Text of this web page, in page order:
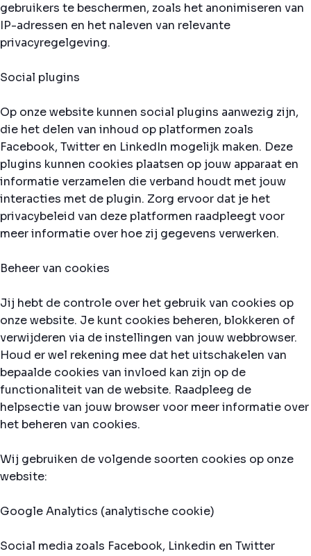
gebruikers te beschermen, zoals het anonimiseren van
IP-adressen en het naleven van relevante
privacyregelgeving.
Social plugins
Op onze website kunnen social plugins aanwezig zijn,
die het delen van inhoud op platformen zoals
Facebook, Twitter en LinkedIn mogelijk maken. Deze
plugins kunnen cookies plaatsen op jouw apparaat en
informatie verzamelen die verband houdt met jouw
interacties met de plugin. Zorg ervoor dat je het
privacybeleid van deze platformen raadpleegt voor
meer informatie over hoe zij gegevens verwerken.
Beheer van cookies
Jij hebt de controle over het gebruik van cookies op
onze website. Je kunt cookies beheren, blokkeren of
verwijderen via de instellingen van jouw webbrowser.
Houd er wel rekening mee dat het uitschakelen van
bepaalde cookies van invloed kan zijn op de
functionaliteit van de website. Raadpleeg de
helpsectie van jouw browser voor meer informatie over
het beheren van cookies.
Wij gebruiken de volgende soorten cookies op onze
website:
Google Analytics (analytische cookie)
Social media zoals Facebook, Linkedin en Twitter